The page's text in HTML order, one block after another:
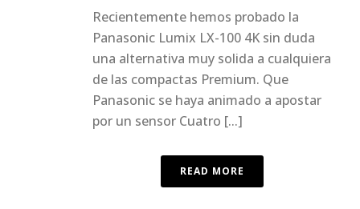
Recientemente hemos probado la
Panasonic Lumix LX-100 4K sin duda
una alternativa muy solida a cualquiera
de las compactas Premium. Que
Panasonic se haya animado a apostar
por un sensor Cuatro [...]
READ MORE